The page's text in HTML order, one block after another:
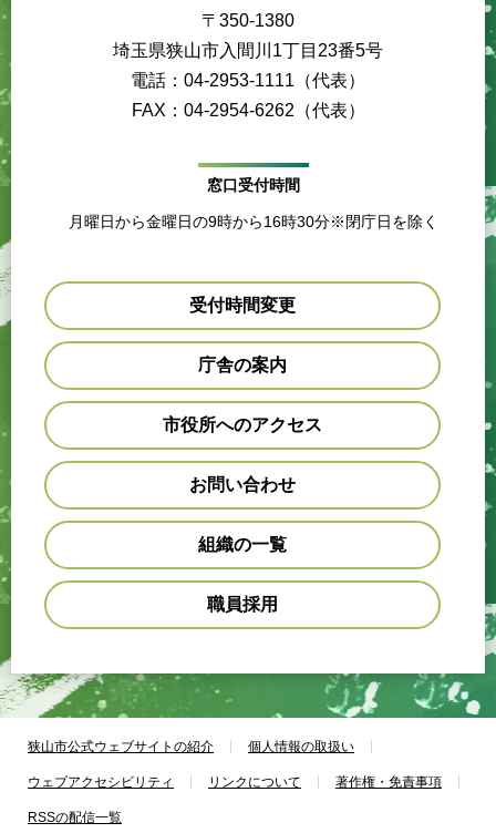
〒350-1380
埼玉県狭山市入間川1丁目23番5号
電話：04-2953-1111（代表）
FAX：04-2954-6262（代表）
窓口受付時間
月曜日から金曜日の9時から16時30分※閉庁日を除く
受付時間変更
庁舎の案内
市役所へのアクセス
お問い合わせ
組織の一覧
職員採用
狭山市公式ウェブサイトの紹介 個人情報の取扱い
ウェブアクセシビリティ リンクについて 著作権・免責事項
RSSの配信一覧